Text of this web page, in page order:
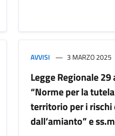
AVVISI 3 MARZO 2025
Legge Regionale
“Norme per la
territorio per i
dall’amianto” e